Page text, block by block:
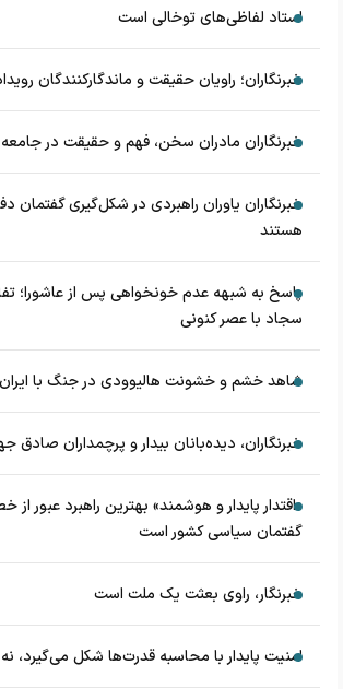
استاد لفاظی‌های توخالی است
خبرنگاران؛ راویان حقیقت و ماندگارکنندگان
خبرنگاران مادران سخن، فهم و حقیقت در
خبرنگاران یاوران راهبردی در شکل‌گیری گفتمان
هستند
پاسخ به شبهه عدم خونخواهی پس از عاشورا؛
سجاد با عصر کنونی
شاهد خشم و خشونت هالیوودی در جنگ با
خبرنگاران، دیده‌بانان بیدار و پرچمداران صادق
«اقتدار پایدار و هوشمند» بهترین راهبرد عبور
گفتمان سیاسی کشور است
خبرنگار، راوی بعثت یک ملت است
امنیت پایدار با محاسبه قدرت‌ها شکل می‌گیرد، نه